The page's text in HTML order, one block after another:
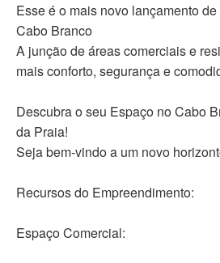
Esse é o mais novo lançamento
Cabo Branco
A junção de áreas comerciais e
mais conforto, segurança e
Descubra o seu Espaço no Cabo
da Praia!
Seja bem-vindo a um novo
Recursos do Empreendimento:
Espaço Comercial: